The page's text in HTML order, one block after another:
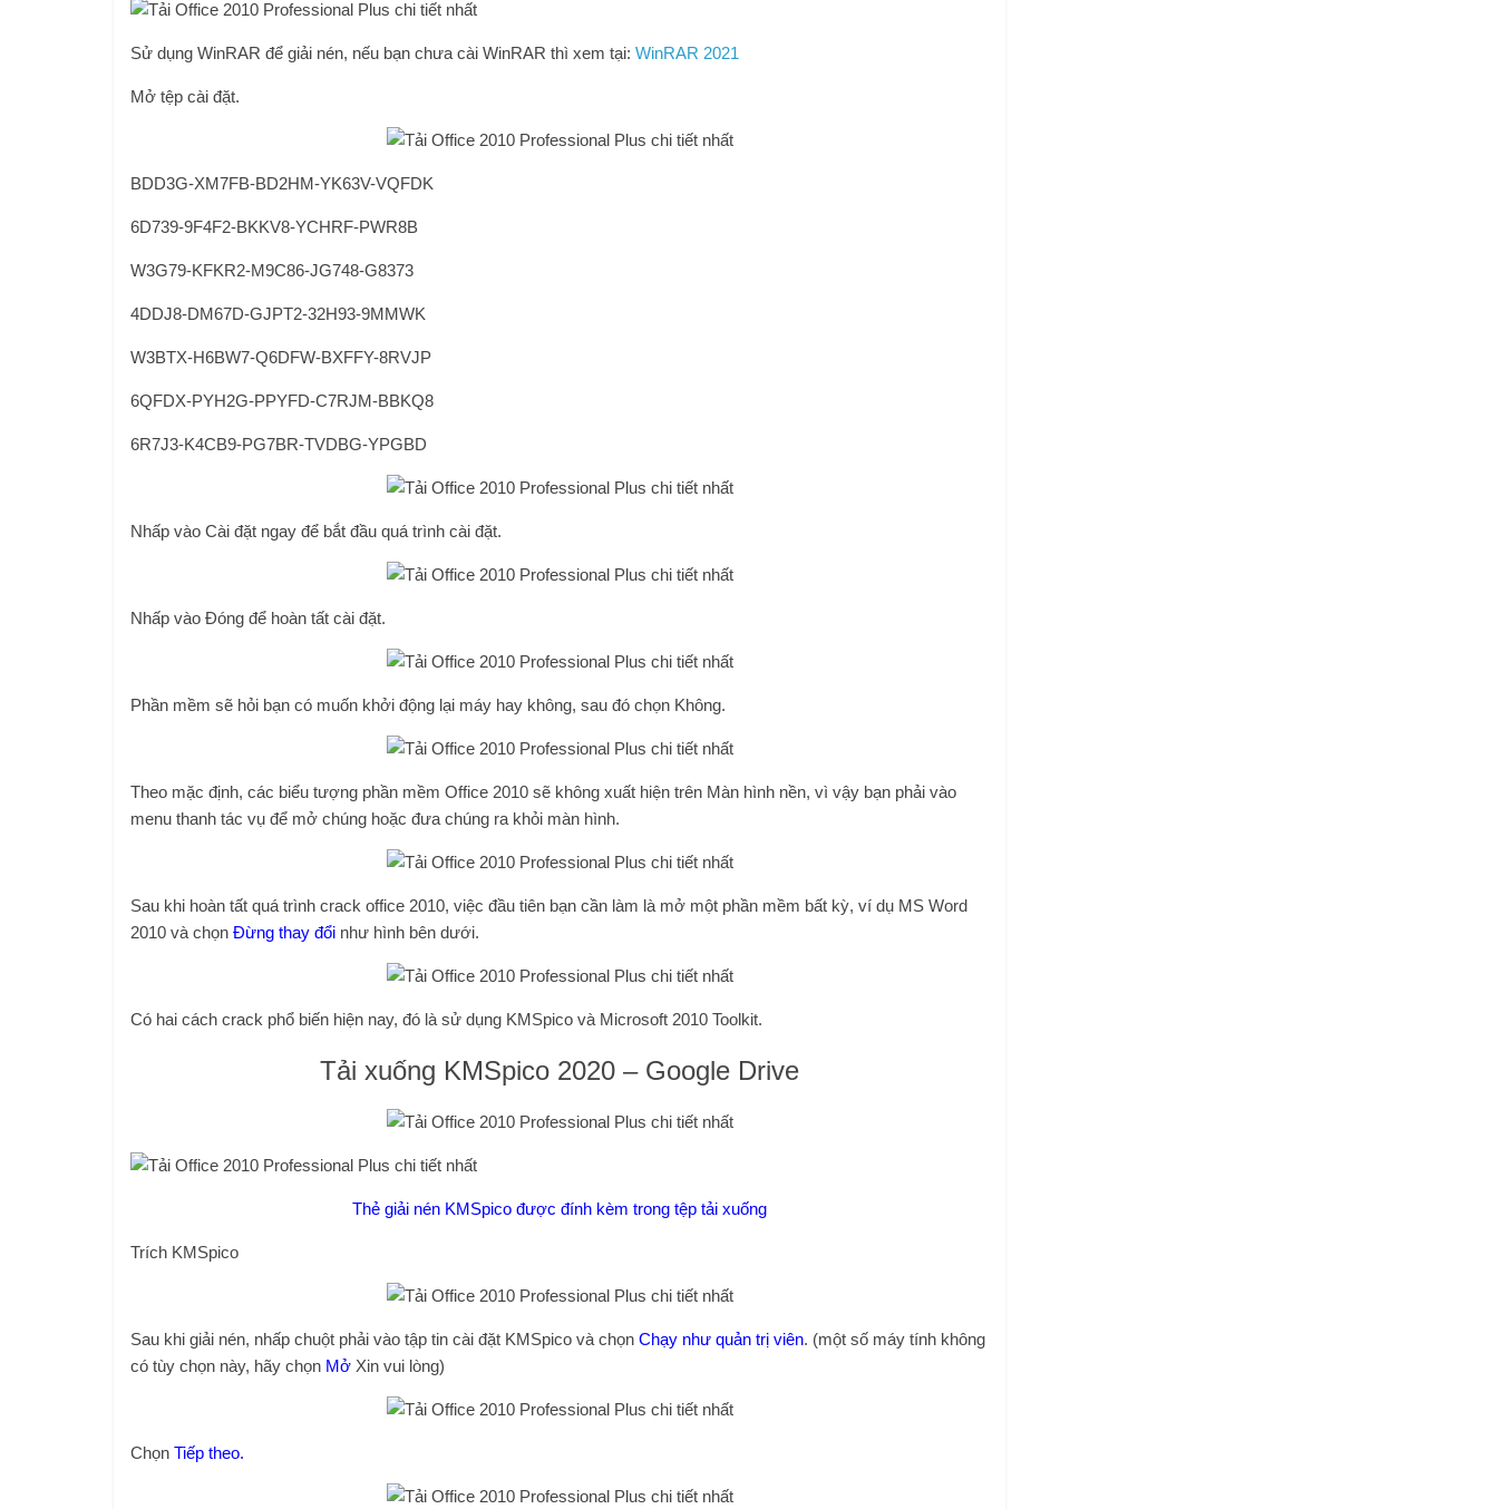
Sử dụng WinRAR để giải nén, nếu bạn chưa cài WinRAR thì xem tại: WinRAR 2021
Mở tệp cài đặt.
BDD3G-XM7FB-BD2HM-YK63V-VQFDK
6D739-9F4F2-BKKV8-YCHRF-PWR8B
W3G79-KFKR2-M9C86-JG748-G8373
4DDJ8-DM67D-GJPT2-32H93-9MMWK
W3BTX-H6BW7-Q6DFW-BXFFY-8RVJP
6QFDX-PYH2G-PPYFD-C7RJM-BBKQ8
6R7J3-K4CB9-PG7BR-TVDBG-YPGBD
Nhấp vào Cài đặt ngay để bắt đầu quá trình cài đặt.
Nhấp vào Đóng để hoàn tất cài đặt.
Phần mềm sẽ hỏi bạn có muốn khởi động lại máy hay không, sau đó chọn Không.
Theo mặc định, các biểu tượng phần mềm Office 2010 sẽ không xuất hiện trên Màn hình nền, vì vậy bạn phải vào
menu thanh tác vụ để mở chúng hoặc đưa chúng ra khỏi màn hình.
Sau khi hoàn tất quá trình crack office 2010, việc đầu tiên bạn cần làm là mở một phần mềm bất kỳ, ví dụ MS Word
2010 và chọn Đừng thay đổi như hình bên dưới.
Có hai cách crack phổ biến hiện nay, đó là sử dụng KMSpico và Microsoft 2010 Toolkit.
Tải xuống KMSpico 2020 – Google Drive
Thẻ giải nén KMSpico được đính kèm trong tệp tải xuống
Trích KMSpico
Sau khi giải nén, nhấp chuột phải vào tập tin cài đặt KMSpico và chọn Chạy như quản trị viên. (một số máy tính không
có tùy chọn này, hãy chọn Mở Xin vui lòng)
Chọn Tiếp theo.